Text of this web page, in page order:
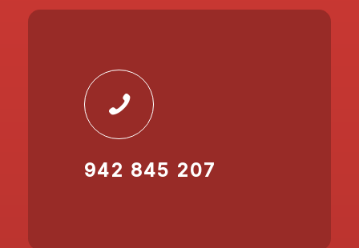
942 845 207